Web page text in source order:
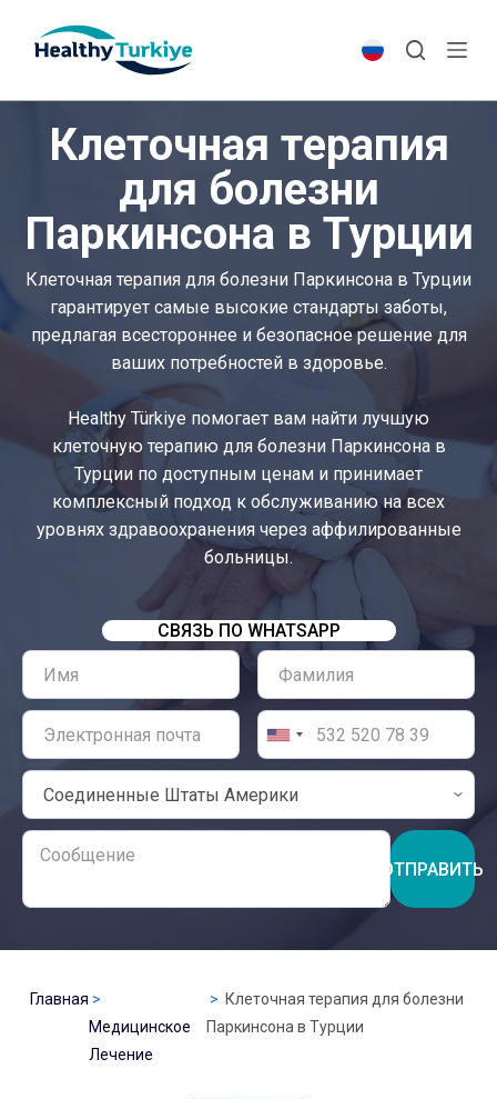
p
o
n
t
Клеточная терапия
для болезни
Паркинсона в Турции
Клеточная терапия для болезни Паркинсона в Турции
гарантирует самые высокие стандарты заботы,
предлагая всестороннее и безопасное решение для
ваших потребностей в здоровье.
Healthy Türkiye помогает вам найти лучшую
клеточную терапию для болезни Паркинсона в
Турции по доступным ценам и принимает
комплексный подход к обслуживанию на всех
уровнях здравоохранения через аффилированные
больницы.
СВЯЗЬ ПО WHATSAPP
ОТПРАВИТЬ
Главная
Медицинское
Лечение
Клеточная терапия для болезни
Паркинсона в Турции